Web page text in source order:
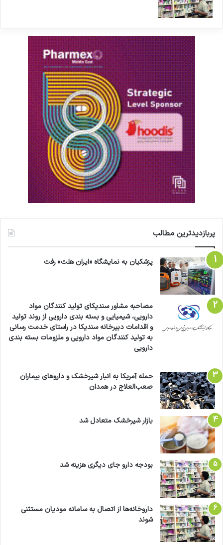
پربازدیدترین مطالب
پزشکیان به نمایشگاه «ایران هلث» رفت
مصاحبه مشاور سندیکای تولید کنندگان مواد
دارویی، شیمیایی و بسته بندی دارویی از روند تولید
و اقدامات دبیرخانه سندیکا در راستای خدمت رسانی
به تولید کنندگان مواد دارویی و ملزومات بسته بندی
دارویی
حمله آمریکا به انبار شیرخشک و داروهای بیماران
صعب‌العلاج در همدان
بازار شیرخشک متعادل شد
بودجه دارو جای دیگری هزینه شد
داروخانه‌ها از اتصال به سامانه مودیان مستثنی
شوند